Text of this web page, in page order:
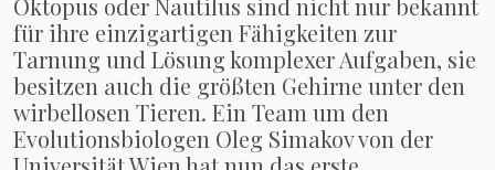
Oktopus oder Nautilus sind nicht nur bekannt
für ihre einzigartigen Fähigkeiten zur
Tarnung und Lösung komplexer Aufgaben, sie
besitzen auch die größten Gehirne unter den
wirbellosen Tieren. Ein Team um den
Evolutionsbiologen Oleg Simakov von der